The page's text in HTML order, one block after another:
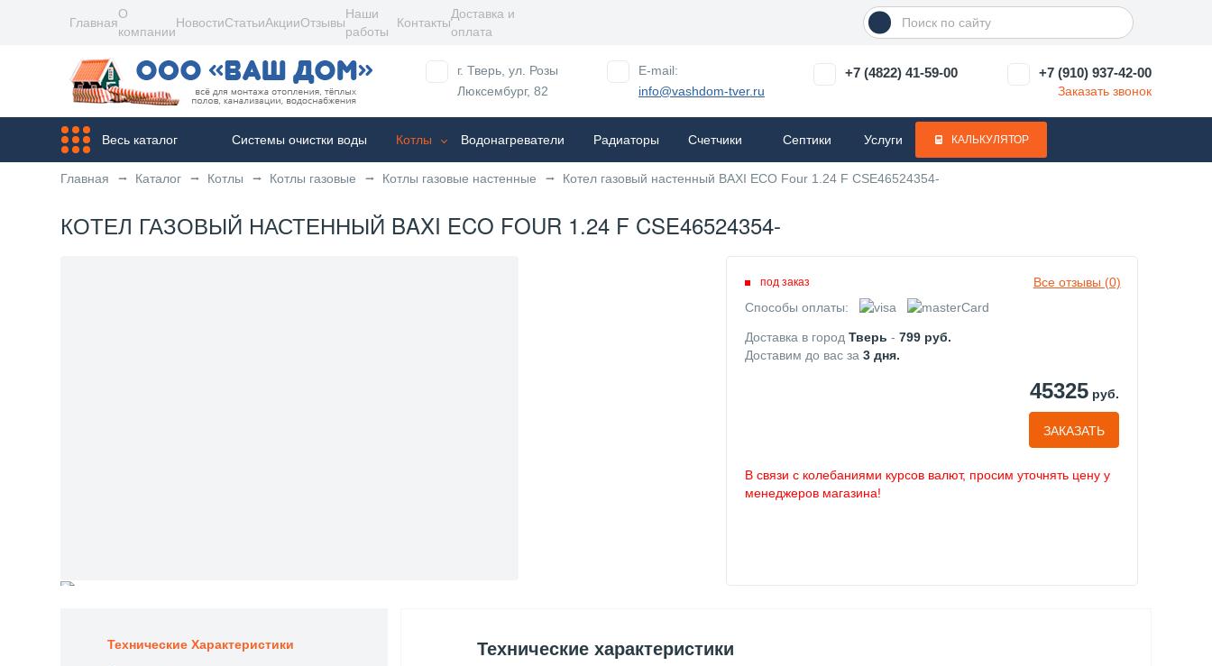
Главная
О
компании
НовостиСтатьиАкцииОтзывы
Наши
работы
Контакты
Доставка и
оплата
г. Тверь, ул. Розы
Люксембург, 82
E-mail:
info@vashdom-tver.ru
+7 (4822) 41-59-00 +7 (910) 937-42-00
Заказать звонок
Весь каталог Системы очистки воды Котлы Водонагреватели Радиаторы Cчетчики Септики Услуги КАЛЬКУЛЯТОР
Главная Каталог Котлы Котлы газовые Котлы газовые настенные Котел газовый настенный BAXI ECO Four 1.24 F CSE46524354-
КОТЕЛ ГАЗОВЫЙ НАСТЕННЫЙ BAXI ECO FOUR 1.24 F CSE46524354-
Все отзывы (0)
под заказ
Способы оплаты:
Доставка в город Тверь - 799 руб.
Доставим до вас за 3 дня.
45325руб.
ЗАКАЗАТЬ
В связи с колебаниями курсов валют, просим уточнять цену у
менеджеров магазина!
Технические Характеристики Технические характеристики